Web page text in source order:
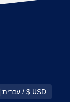
עברית / $ USD